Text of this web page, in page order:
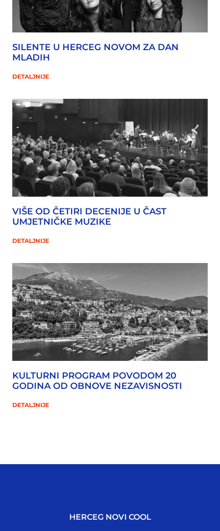
SILENTE U HERCEG NOVOM ZA DAN
MLADIH
DETALJNIJE
VIŠE OD ČETIRI DECENIJE U ČAST
UMJETNIČKE MUZIKE
DETALJNIJE
KULTURNI PROGRAM POVODOM 20
GODINA OD OBNOVE NEZAVISNOSTI
DETALJNIJE
HERCEG NOVI COOL